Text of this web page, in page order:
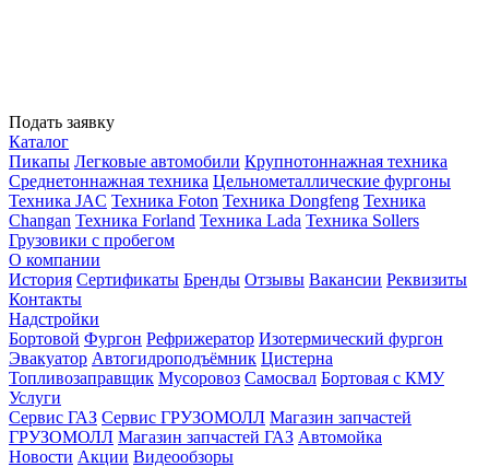
Подать заявку
Каталог
Пикапы Легковые автомобили Крупнотоннажная техника
Среднетоннажная техника Цельнометаллические фургоны
Техника JAC Техника Foton Техника Dongfeng Техника
Changan Техника Forland Техника Lada Техника Sollers
Грузовики с пробегом
О компании
История Сертификаты Бренды Отзывы Вакансии Реквизиты
Контакты
Надстройки
Бортовой Фургон Рефрижератор Изотермический фургон
Эвакуатор Автогидроподъёмник Цистерна
Топливозаправщик Мусоровоз Самосвал Бортовая с КМУ
Услуги
Сервис ГАЗ Сервис ГРУЗОМОЛЛ Магазин запчастей
ГРУЗОМОЛЛ Магазин запчастей ГАЗ Автомойка
Новости Акции Видеообзоры